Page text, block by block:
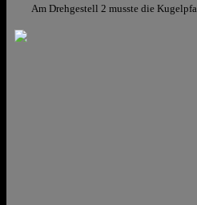
Am Drehgestell 2 musste die